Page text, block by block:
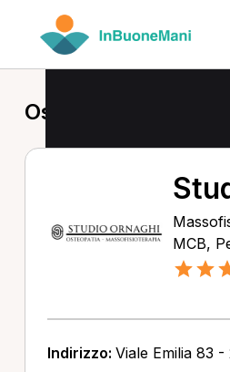
Osteopata a Pioltello
MCB,
Indirizzo: Viale Emilia 83